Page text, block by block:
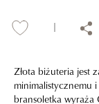
Złota biżuteria jest
minimalistycznemu
bransoletka wyraża